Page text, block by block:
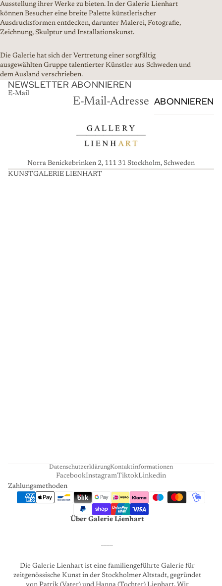
Ausstellung ihrer Werke zu bieten. In der Galerie Lienhart
können Besucher eine breite Palette künstlerischer
Ausdrucksformen entdecken, darunter Malerei, Fotografie,
Zeichnung, Skulptur und Installationskunst.
Die Galerie hat sich der Vertretung einer sorgfältig
ausgewählten Gruppe talentierter Künstler aus Schweden und
dem Ausland verschrieben.
NEWSLETTER ABONNIEREN
E-Mail
ABONNIEREN
Norra Benickebrinken 2, 111 31 Stockholm, Schweden
KUNSTGALERIE LIENHART
DatenschutzerklärungKontaktinformationen
FacebookInstagramTiktokLinkedin
Zahlungsmethoden
Über Galerie Lienhart
Die Galerie Lienhart ist eine familiengeführte Galerie für
zeitgenössische Kunst in der Stockholmer Altstadt, gegründet